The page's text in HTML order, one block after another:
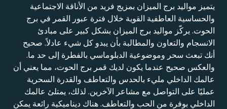
يتميز مواليد برج الميزان بمزيج فريد من الأناقة الاجتماعية
والحساسية العاطفية القوية خلال فترة عبور القمر في برج
الحوت. يركّز مواليد برج الميزان بشكل كبير على مبادئ
الانسجام والتعاون والمطالبة بأن يبدو كل شيء عادلاً. صحيح
أنك تبعث سحر وموضوعية الدبلوماسي بالفطرة إلى حد ما.
والعكس صحيح عندما يكون لديك قمر برج الحوت، مما يعني أن
عالمك الداخلي مليء بالحدس والتعاطف والقدرة السحرية
عمليًا على التواصل مع مشاعر الآخرين. لذلك، يمتلئ عالمك
الداخلي بوفرة من الحب والتعاطف. هناك ديناميكية رائعة يمكن